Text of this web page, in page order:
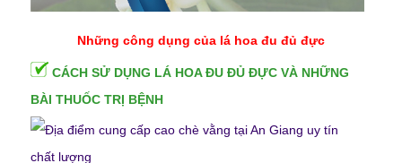
Những công dụng của lá hoa đu đủ đực
CÁCH SỬ DỤNG LÁ HOA ĐU ĐỦ ĐỰC VÀ NHỮNG
BÀI THUỐC TRỊ BỆNH